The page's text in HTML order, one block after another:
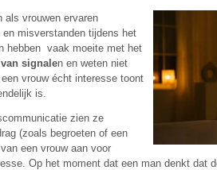
als vrouwen ervaren
en misverstanden tijdens het
hebben vaak moeite met het
signalen en weten niet
vrouw écht interesse toont
is.
zien ze
(zoals begroeten of een
een vrouw aan voor
Op het moment dat een man denkt dat